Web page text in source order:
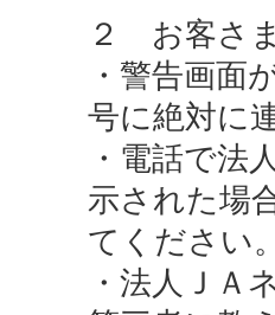
２ お客さ
・警告画面
号に絶対に
・電話で法
示された場
てください
・法人ＪＡ